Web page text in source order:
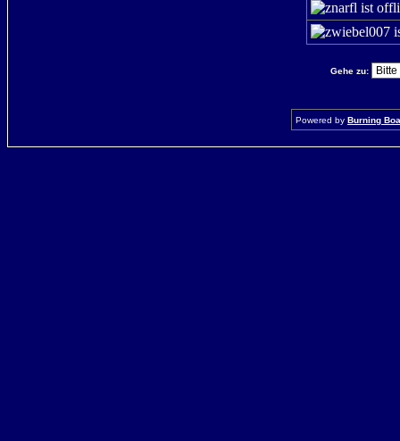
Gehe zu:
Powered by Burning